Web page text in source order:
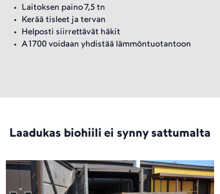
Laitoksen paino 7,5 tn
Kerää tisleet ja tervan
Helposti siirrettävät häkit
A 1700 voidaan yhdistää lämmöntuotantoon
Laadukas biohiili ei synny sattumalta